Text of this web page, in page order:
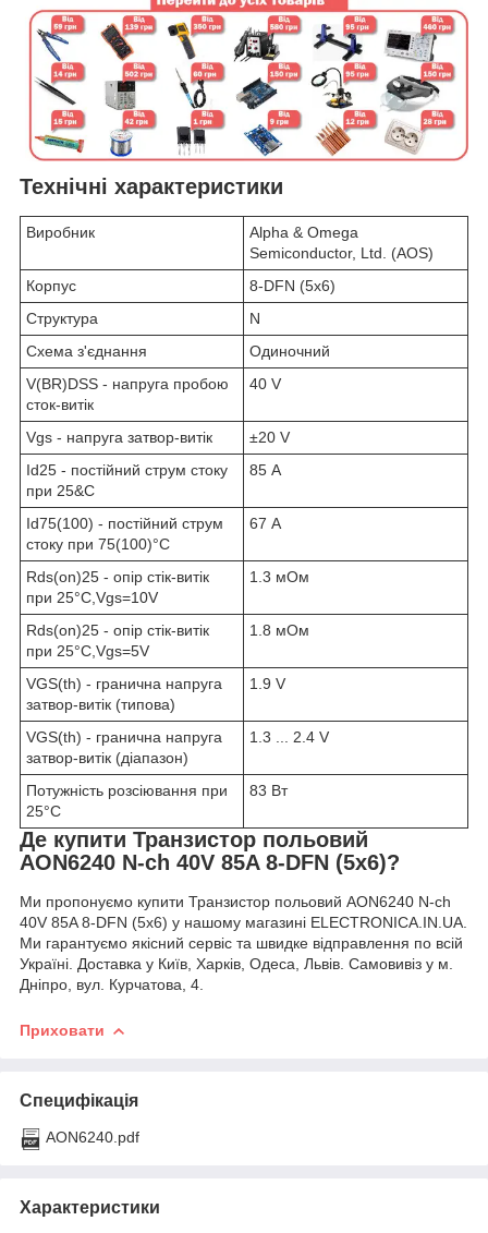
Технічні характеристики
Виробник
Alpha & Omega
Semiconductor, Ltd. (AOS)
Корпус
8-DFN (5x6)
Структура
N
Схема з'єднання
Одиночний
V(BR)DSS - напруга пробою
сток-витік
40 V
Vgs - напруга затвор-витік
±20 V
Id25 - постійний струм стоку
при 25&C
85 А
Id75(100) - постійний струм
стоку при 75(100)°C
67 А
Rds(on)25 - опір стік-витік
при 25°C,Vgs=10V
1.3 мОм
Rds(on)25 - опір стік-витік
при 25°C,Vgs=5V
1.8 мОм
VGS(th) - гранична напруга
затвор-витік (типова)
1.9 V
VGS(th) - гранична напруга
затвор-витік (діапазон)
1.3 ... 2.4 V
Потужність розсіювання при
25°C
83 Вт
Де купити Транзистор польовий
AON6240 N-ch 40V 85A 8-DFN (5x6)?
Ми пропонуємо купити Транзистор польовий AON6240 N-ch
40V 85A 8-DFN (5x6) у нашому магазині ELECTRONICA.IN.UA.
Ми гарантуємо якісний сервіс та швидке відправлення по всій
Україні. Доставка у Київ, Харків, Одеса, Львів. Самовивіз у м.
Дніпро, вул. Курчатова, 4.
Приховати
Специфікація
AON6240.pdf
Характеристики